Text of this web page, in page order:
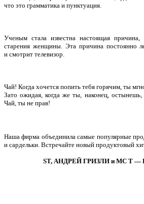
что это грамматика и пунктуация.
Ученым стала известна настоящая причина,
старения женщины. Эта причина постоянно
и смотрит телевизор.
Чай! Когда хочется попить тебя горячим, ты
Зато ожидая, когда же ты, наконец, остынешь,
Чай, ты не прав!
Наша фирма объединила самые популярные
и сардельки. Встречайте новый продуктовый
ST, АНДРЕЙ ГРИЗЛИ и MC T —